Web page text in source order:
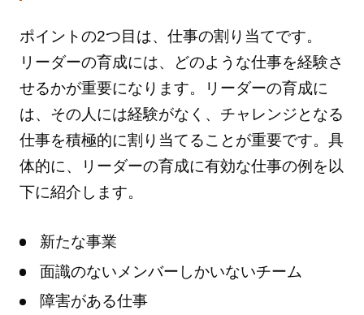
ポイントの2つ目は、仕事の割り当てです。
リーダーの育成には、どのような仕事を経験さ
せるかが重要になります。リーダーの育成に
は、その人には経験がなく、チャレンジとなる
仕事を積極的に割り当てることが重要です。具
体的に、リーダーの育成に有効な仕事の例を以
下に紹介します。
新たな事業
面識のないメンバーしかいないチーム
障害がある仕事